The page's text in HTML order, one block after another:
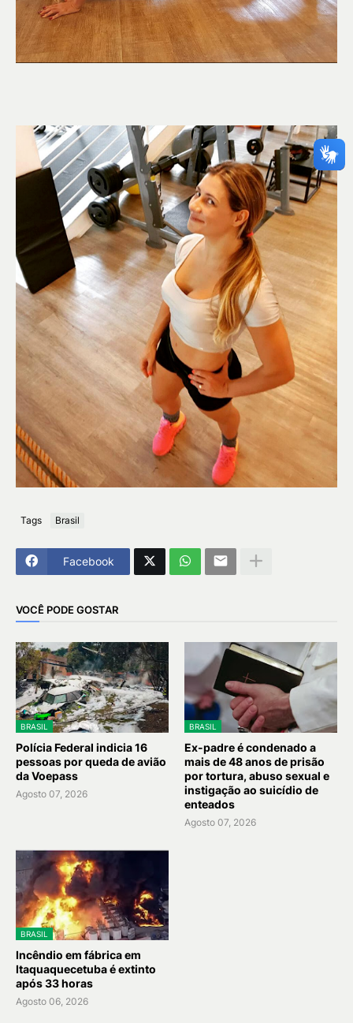
Tags Brasil
Facebook
VOCÊ PODE GOSTAR
BRASIL
Polícia Federal indicia 16
pessoas por queda de avião
da Voepass
Agosto 07, 2026
BRASIL
Ex-padre é condenado a
mais de 48 anos de prisão
por tortura, abuso sexual e
instigação ao suicídio de
enteados
Agosto 07, 2026
BRASIL
Incêndio em fábrica em
Itaquaquecetuba é extinto
após 33 horas
Agosto 06, 2026